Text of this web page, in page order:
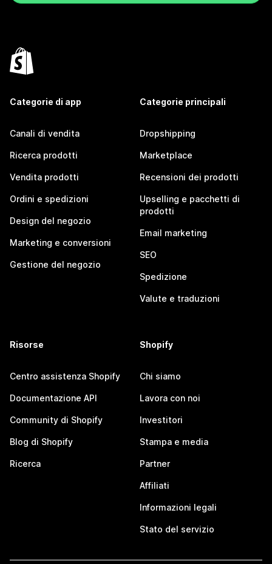
Categorie di app
Canali di vendita
Ricerca prodotti
Vendita prodotti
Ordini e spedizioni
Design del negozio
Marketing e conversioni
Gestione del negozio
Categorie principali
Dropshipping
Marketplace
Recensioni dei prodotti
Upselling e pacchetti di
prodotti
Email marketing
SEO
Spedizione
Valute e traduzioni
Risorse
Centro assistenza Shopify
Documentazione API
Community di Shopify
Blog di Shopify
Ricerca
Shopify
Chi siamo
Lavora con noi
Investitori
Stampa e media
Partner
Affiliati
Informazioni legali
Stato del servizio